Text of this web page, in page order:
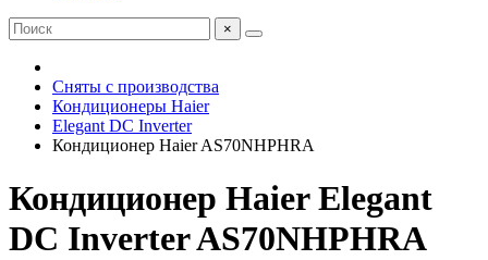
×
Сняты с производства
Кондиционеры Haier
Elegant DC Inverter
Кондиционер Haier AS70NHPHRA
Кондиционер Haier Elegant
DC Inverter AS70NHPHRA